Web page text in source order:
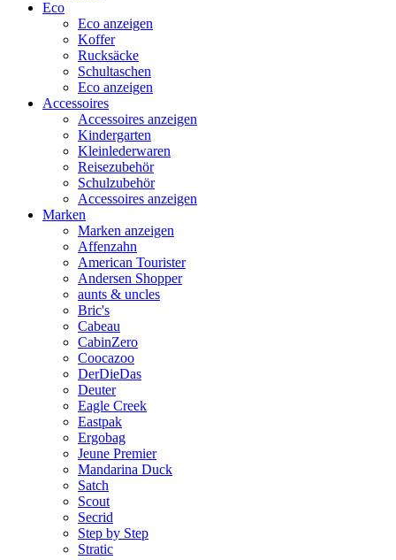
Eco
Eco anzeigen
Koffer
Rucksäcke
Schultaschen
Eco anzeigen
Accessoires
Accessoires anzeigen
Kindergarten
Kleinlederwaren
Reisezubehör
Schulzubehör
Accessoires anzeigen
Marken
Marken anzeigen
Affenzahn
American Tourister
Andersen Shopper
aunts & uncles
Bric's
Cabeau
CabinZero
Coocazoo
DerDieDas
Deuter
Eagle Creek
Eastpak
Ergobag
Jeune Premier
Mandarina Duck
Satch
Scout
Secrid
Step by Step
Stratic